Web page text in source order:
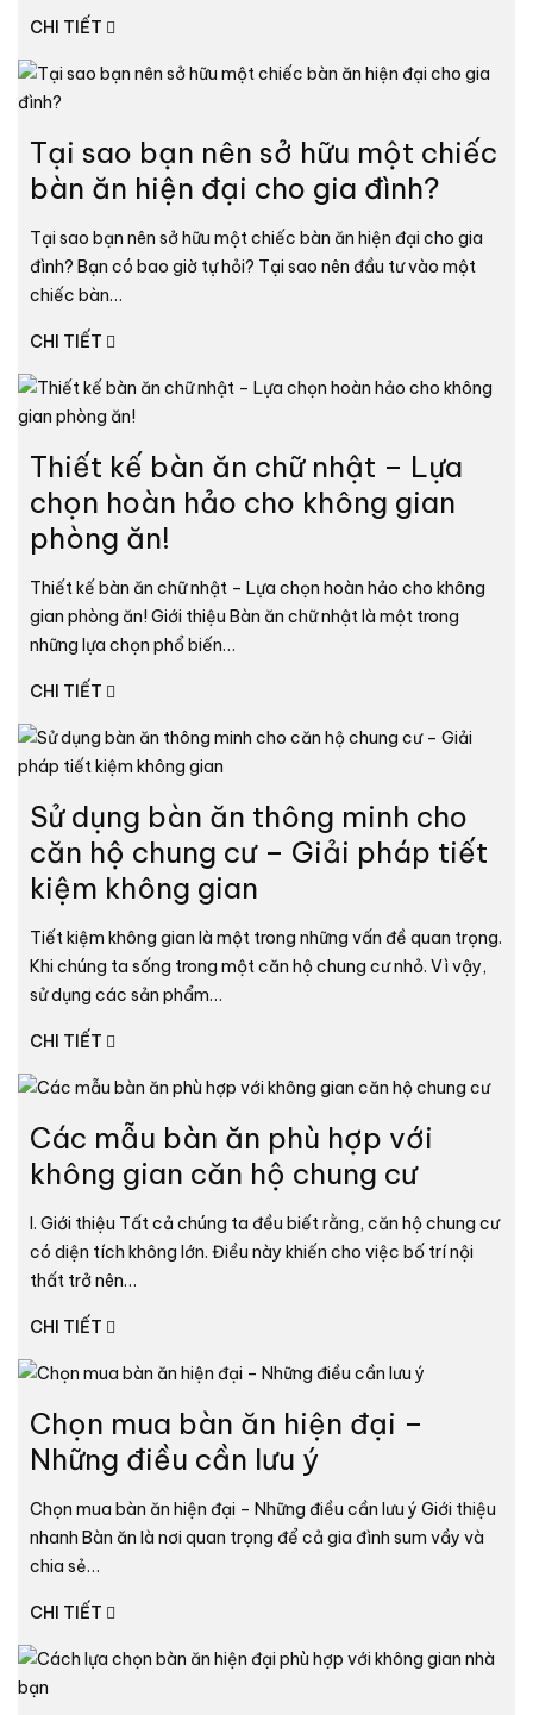
CHI TIẾT
Tại sao bạn nên sở hữu một chiếc
bàn ăn hiện đại cho gia đình?
Tại sao bạn nên sở hữu một chiếc bàn ăn hiện đại cho gia
đình? Bạn có bao giờ tự hỏi? Tại sao nên đầu tư vào một
chiếc bàn…
CHI TIẾT
Thiết kế bàn ăn chữ nhật – Lựa
chọn hoàn hảo cho không gian
phòng ăn!
Thiết kế bàn ăn chữ nhật – Lựa chọn hoàn hảo cho không
gian phòng ăn! Giới thiệu Bàn ăn chữ nhật là một trong
những lựa chọn phổ biến…
CHI TIẾT
Sử dụng bàn ăn thông minh cho
căn hộ chung cư – Giải pháp tiết
kiệm không gian
Tiết kiệm không gian là một trong những vấn đề quan trọng.
Khi chúng ta sống trong một căn hộ chung cư nhỏ. Vì vậy,
sử dụng các sản phẩm…
CHI TIẾT
Các mẫu bàn ăn phù hợp với
không gian căn hộ chung cư
I. Giới thiệu Tất cả chúng ta đều biết rằng, căn hộ chung cư
có diện tích không lớn. Điều này khiến cho việc bố trí nội
thất trở nên…
CHI TIẾT
Chọn mua bàn ăn hiện đại –
Những điều cần lưu ý
Chọn mua bàn ăn hiện đại – Những điều cần lưu ý Giới thiệu
nhanh Bàn ăn là nơi quan trọng để cả gia đình sum vầy và
chia sẻ…
CHI TIẾT